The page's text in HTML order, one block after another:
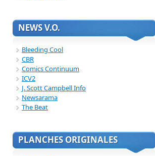
NEWS V.O.
Bleeding Cool
CBR
Comics Continuum
ICV2
J. Scott Campbell Info
Newsarama
The Beat
PLANCHES ORIGINALES